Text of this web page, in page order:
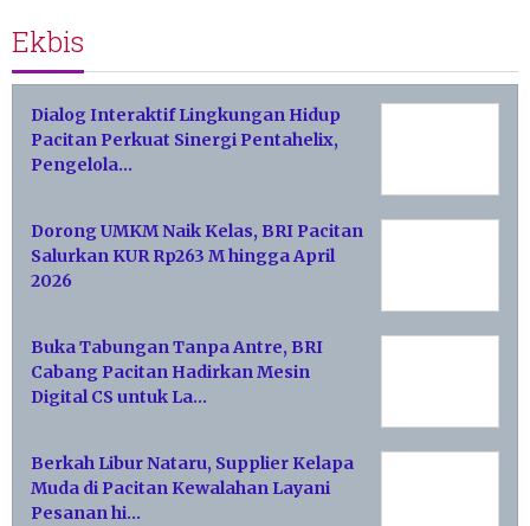
Ekbis
Dialog Interaktif Lingkungan Hidup
Pacitan Perkuat Sinergi Pentahelix,
Pengelola…
Dorong UMKM Naik Kelas, BRI Pacitan
Salurkan KUR Rp263 M hingga April
2026
Buka Tabungan Tanpa Antre, BRI
Cabang Pacitan Hadirkan Mesin
Digital CS untuk La…
Berkah Libur Nataru, Supplier Kelapa
Muda di Pacitan Kewalahan Layani
Pesanan hi…